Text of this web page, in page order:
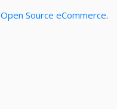
Open Source eCommerce.